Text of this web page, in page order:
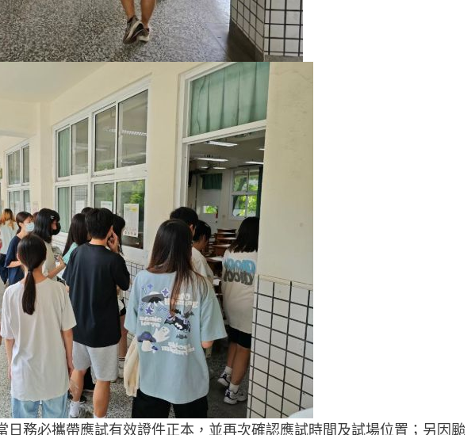
日務必攜帶應試有效證件正本，並再次確認應試時間及試場位置；另因颱